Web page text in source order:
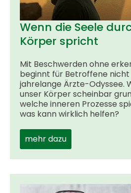
Wenn die Seele
Körper spricht
Mit Beschwerden ohne
beginnt für Betroffene nicht
jahrelange Ärzte-Odyssee.
unser Körper scheinbar
welche inneren Prozesse
was kann wirklich helfen?
mehr dazu